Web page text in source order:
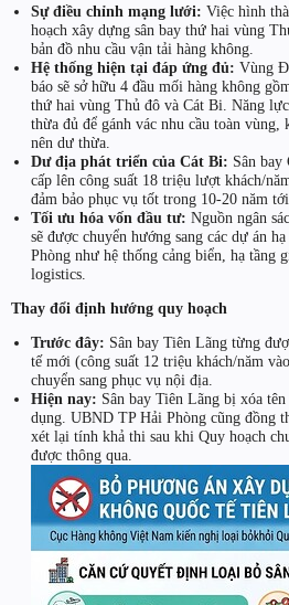
Sự điều chỉnh mạng lưới: Việc hình
hoạch xây dựng sân bay thứ hai vùng
bản đồ nhu cầu vận tải hàng không.
Hệ thống hiện tại đáp ứng đủ: Vùng
báo sẽ sở hữu 4 đầu mối hàng không
thứ hai vùng Thủ đô và Cát Bi. Năng
thừa đủ để gánh vác nhu cầu toàn
nên dư thừa.
Dư địa phát triển của Cát Bi: Sân bay
cấp lên công suất 18 triệu lượt khách/
đảm bảo phục vụ tốt trong 10-20 năm tới.
Tối ưu hóa vốn đầu tư: Nguồn ngân
sẽ được chuyển hướng sang các dự án
Phòng như hệ thống cảng biển, hạ tầng
logistics.
Thay đổi định hướng quy hoạch
Trước đây: Sân bay Tiên Lãng từng
tế mới (công suất 12 triệu khách/năm
chuyển sang phục vụ nội địa.
Hiện nay: Sân bay Tiên Lãng bị xóa
dụng. UBND TP Hải Phòng cũng đồng
xét lại tính khả thi sau khi Quy hoạch
được thông qua.